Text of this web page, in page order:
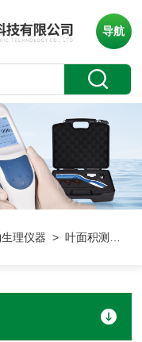
导航
理仪器 > 叶面积测定仪